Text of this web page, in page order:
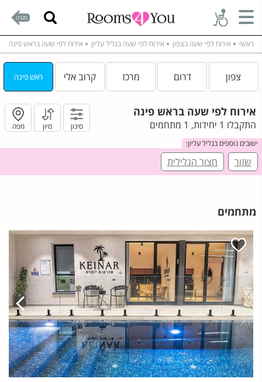
חזרה
ראשי אירוח לפי שעה בצפון אירוח לפי שעה בגליל עליון אירוח לפי שעה בראש פינה
צפון דרום מרכז קרוב אלי ראש פינה
אירוח לפי שעה בראש פינה
התקבלו 1 יחידות, 1 מתחמים סינון מיון
מפה
ישובים נוספים בגליל עליון:
שזור חצור הגלילית
מתחמים